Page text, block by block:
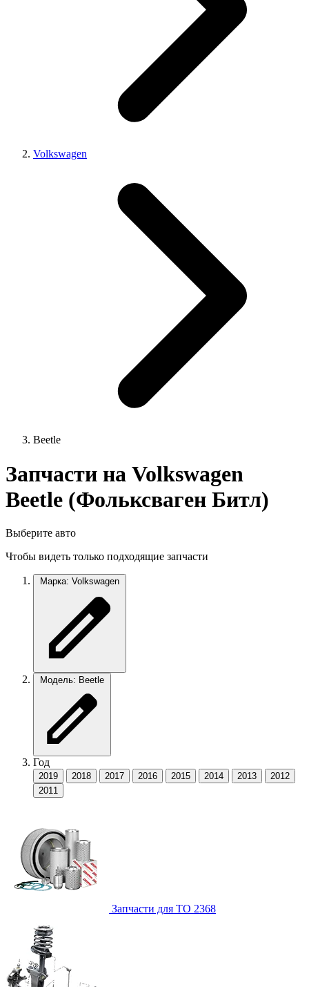
Volkswagen
Beetle
Запчасти на Volkswagen
Beetle (Фольксваген Битл)
Выберите авто
Чтобы видеть только подходящие запчасти
Марка: Volkswagen
Модель: Beetle
Год
2019 2018 2017 2016 2015 2014 2013
2012
2011
Запчасти для ТО 2368